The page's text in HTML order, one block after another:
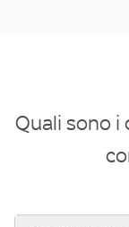
Quali sono i